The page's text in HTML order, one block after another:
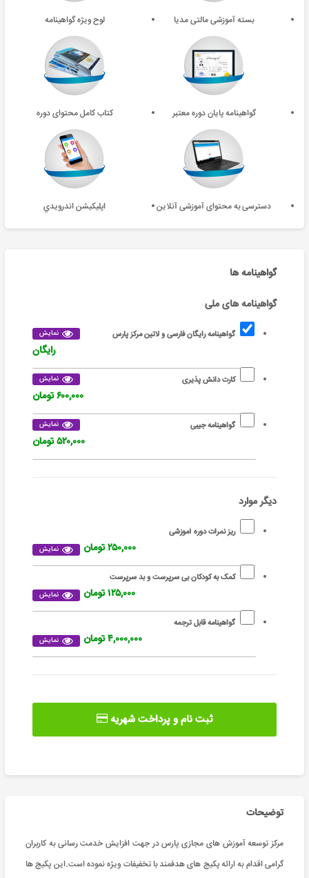
بسته آموزشی مالتی مدیا لوح ویژه گواهینامه
گواهینامه پایان دوره معتبر کتاب کامل محتوای دوره
دسترسی به محتوای آموزشی آنلاین اپليکيشن اندرويدي
گواهینامه ها
گواهینامه های ملی
گواهینامه رایگان فارسی و لاتین مرکز پارس نمایش
رایگان
کارت دانش پذیری نمایش
۶۰۰,۰۰۰ تومان
گواهینامه جیبی نمایش
۵۲۰,۰۰۰ تومان
دیگر موارد
ریز نمرات دوره آموزشی
نمایش ۲۵۰,۰۰۰ تومان
کمک به کودکان بی سرپرست و بد سرپرست
نمایش ۱۲۵,۰۰۰ تومان
گواهینامه قابل ترجمه
نمایش ۴,۰۰۰,۰۰۰ تومان
ثبت نام و پرداخت شهریه
توضیحات
مرکز توسعه آموزش های مجازی پارس در جهت افزایش خدمت رسانی به کاربران
گرامی اقدام به ارائه پکیج های هدفمند با تخفیفات ویژه نموده است.این پکیج ها